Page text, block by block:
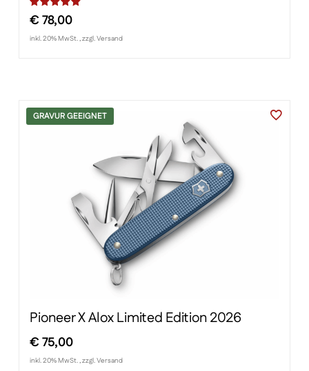
Bewertet mit
€78,00
inkl. 20% MwSt. , zzgl. Versand
GRAVUR GEEIGNET
Pioneer X Alox Limited Edition 2026
€75,00
inkl. 20% MwSt. , zzgl. Versand